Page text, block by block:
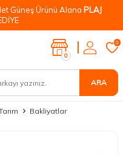
Güneş Ürünü Alana PLAJ
ARA
0
0
Bakliyatlar